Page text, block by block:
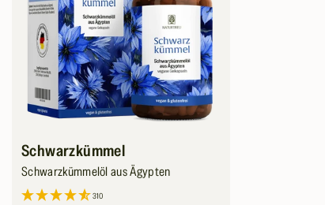
Schwarzkümmel
Schwarzkümmelöl aus Ägypten
310